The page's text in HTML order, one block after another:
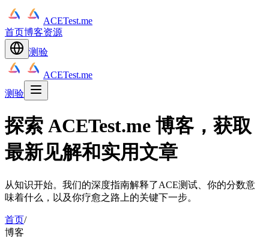
ACETest.me
首页博客资源
测验
ACETest.me
测验
探索 ACETest.me 博客，获取
最新见解和实用文章
从知识开始。我们的深度指南解释了ACE测试、你的分数意
味着什么，以及你疗愈之路上的关键下一步。
首页/
博客